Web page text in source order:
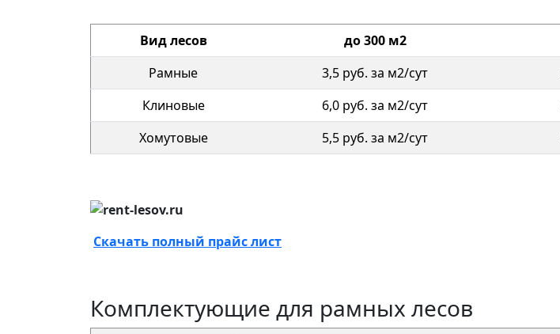
Вид лесов до 300 м2
Рамные
3,5 руб. за м2/сут
Клиновые
6,0 руб. за м2/сут
Хомутовые
5,5 руб. за м2/сут
Скачать полный прайс лист
Комплектующие для рамных лесов